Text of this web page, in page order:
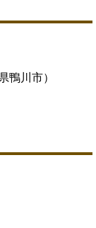
鴨川市）